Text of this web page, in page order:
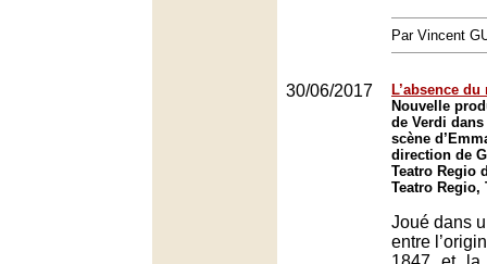
Par Vincent
30/06/2017
L’absence du
Nouvelle
de Verdi
scène
direction de
Teatro Regio
Teatro Regio,
Joué dans
entre